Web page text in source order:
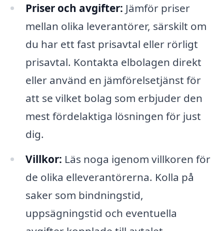
Priser och avgifter: Jämför priser
mellan olika leverantörer, särskilt om
du har ett fast prisavtal eller rörligt
prisavtal. Kontakta elbolagen direkt
eller använd en jämförelsetjänst för
att se vilket bolag som erbjuder den
mest fördelaktiga lösningen för just
dig.
Villkor: Läs noga igenom villkoren för
de olika elleverantörerna. Kolla på
saker som bindningstid,
uppsägningstid och eventuella